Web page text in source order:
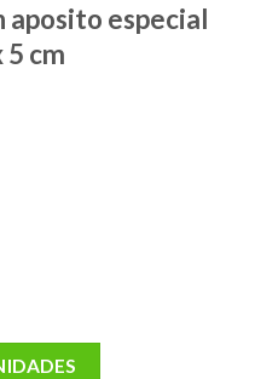
especial
5 cm